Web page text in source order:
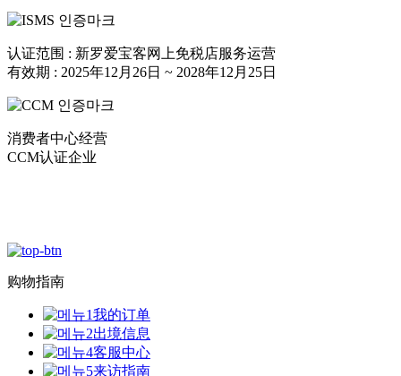
认证范围 : 新罗爱宝客网上免税店服务运营
有效期 : 2025年12月26日 ~ 2028年12月25日
消费者中心经营
CCM认证企业
购物指南
我的订单
出境信息
客服中心
来访指南